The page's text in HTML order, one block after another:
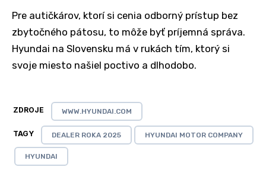
Pre autičkárov, ktorí si cenia odborný prístup bez
zbytočného pátosu, to môže byť príjemná správa.
Hyundai na Slovensku má v rukách tím, ktorý si
svoje miesto našiel poctivo a dlhodobo.
ZDROJE WWW.HYUNDAI.COM
TAGY DEALER ROKA 2025 HYUNDAI MOTOR COMPANY
HYUNDAI